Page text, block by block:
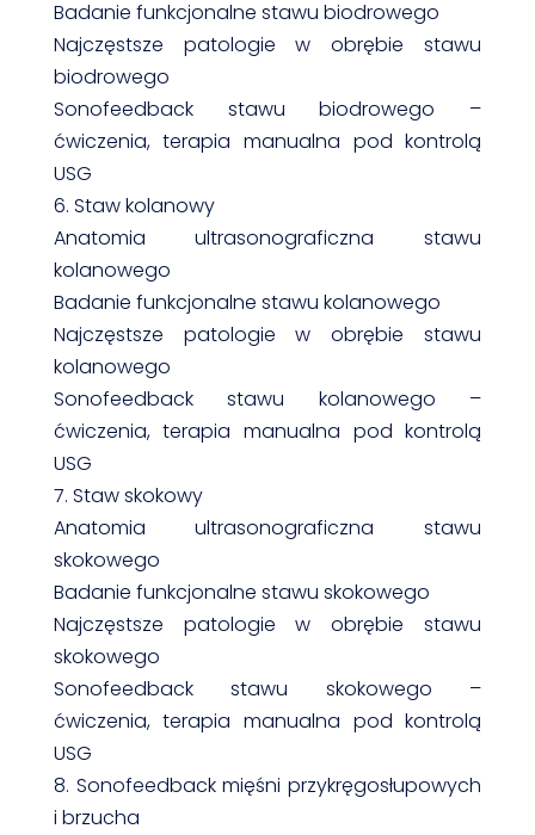
Badanie funkcjonalne stawu biodrowego
Najczęstsze patologie w obrębie stawu
biodrowego
Sonofeedback stawu biodrowego –
ćwiczenia, terapia manualna pod kontrolą
USG
6. Staw kolanowy
Anatomia ultrasonograficzna stawu
kolanowego
Badanie funkcjonalne stawu kolanowego
Najczęstsze patologie w obrębie stawu
kolanowego
Sonofeedback stawu kolanowego –
ćwiczenia, terapia manualna pod kontrolą
USG
7. Staw skokowy
Anatomia ultrasonograficzna stawu
skokowego
Badanie funkcjonalne stawu skokowego
Najczęstsze patologie w obrębie stawu
skokowego
Sonofeedback stawu skokowego –
ćwiczenia, terapia manualna pod kontrolą
USG
8. Sonofeedback mięśni przykręgosłupowych
i brzucha